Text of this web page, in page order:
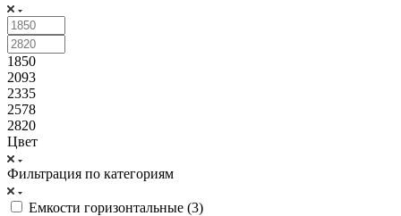
1850
2093
2335
2578
2820
Цвет
Фильтрация по категориям
Емкости горизонтальные (3)